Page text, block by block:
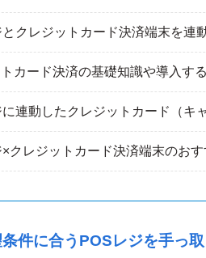
クレジットカード決済端末を連
カード決済の基礎知識や導入す
に連動したクレジットカード（キ
×クレジットカード決済端末のお
条件に合うPOSレジを手っ